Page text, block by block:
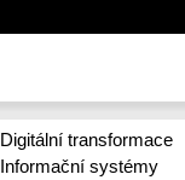
Digitální transformace
Informační systémy